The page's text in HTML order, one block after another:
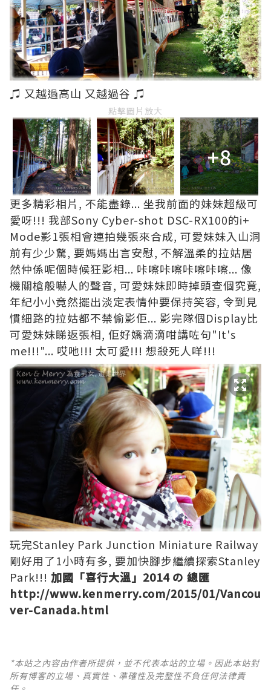
♫ 又越過高山 又越過谷 ♫
點擊圖片放大
+8
更多精彩相片, 不能盡錄... 坐我前面的妹妹超級可
愛呀!!! 我部Sony Cyber-shot DSC-RX100的i+
Mode影1張相會連拍幾張來合成, 可愛妹妹入山洞
前有少少驚, 要媽媽出言安慰, 不解溫柔的拉姑居
然仲係呢個時候狂影相... 咔嚓咔嚓咔嚓咔嚓... 像
機關槍般嚇人的聲音, 可愛妹妹即時掉頭查個究竟,
年紀小小竟然擺出淡定表情仲要保持笑容, 令到見
慣細路的拉姑都不禁偷影佢... 影完隊個Display比
可愛妹妹睇返張相, 佢好嬌滴滴咁講咗句"It's
me!!!"... 哎吔!!! 太可愛!!! 想殺死人咩!!!
玩完Stanley Park Junction Miniature Railway
剛好用了1小時有多, 要加快腳步繼續探索Stanley
Park!!! 加國「喜行大溫」2014 の 總匯
http://www.kenmerry.com/2015/01/Vancou
ver-Canada.html
*本站之內容由作者所提供，並不代表本站的立場。因此本站對
所有博客的立場、真實性、準確性及完整性不負任何法律責